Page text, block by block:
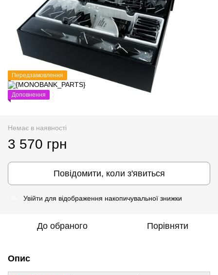
Передзамовлення
Доповнення
Немає в наявності
3 570 грн
Повідомити, коли з'явиться
Увійти для відображення накопичувальної знижки
До обраного Порівняти
Опис